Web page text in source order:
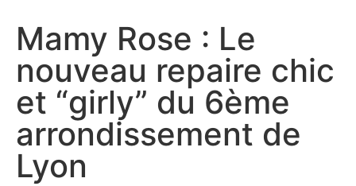
Mamy Rose : Le
nouveau repaire chic
et “girly” du 6ème
arrondissement de
Lyon